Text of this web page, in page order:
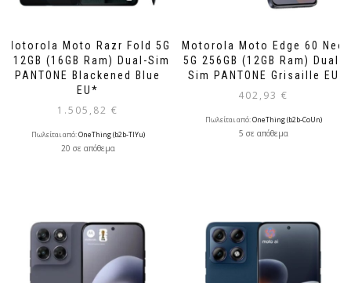
Motorola Moto Razr Fold 5G
512GB (16GB Ram) Dual-Sim
PANTONE Blackened Blue
EU*
1.505,82 €
Πωλείται από:OneThing (b2b-TlYu)
20 σε απόθεμα
Motorola Moto Edge 60 Neo
5G 256GB (12GB Ram) Dual-
Sim PANTONE Grisaille EU
402,93 €
Πωλείται από:OneThing (b2b-CoUn)
5 σε απόθεμα